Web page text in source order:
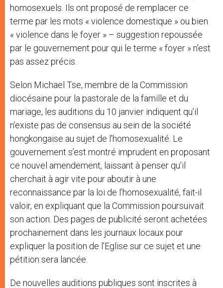
homosexuels. Ils ont proposé de remplacer ce
terme par les mots « violence domestique » ou bien
« violence dans le foyer » – suggestion repoussée
par le gouvernement pour qui le terme « foyer » n’est
pas assez précis.
Selon Michael Tse, membre de la Commission
diocésaine pour la pastorale de la famille et du
mariage, les auditions du 10 janvier indiquent qu’il
n’existe pas de consensus au sein de la société
hongkongaise au sujet de l’homosexualité. Le
gouvernement s’est montré imprudent en proposant
ce nouvel amendement, laissant à penser qu’il
cherchait à agir vite pour aboutir à une
reconnaissance par la loi de l’homosexualité, fait-il
valoir, en expliquant que la Commission poursuivait
son action. Des pages de publicité seront achetées
prochainement dans les journaux locaux pour
expliquer la position de l’Eglise sur ce sujet et une
pétition sera lancée.
De nouvelles auditions publiques sont inscrites à